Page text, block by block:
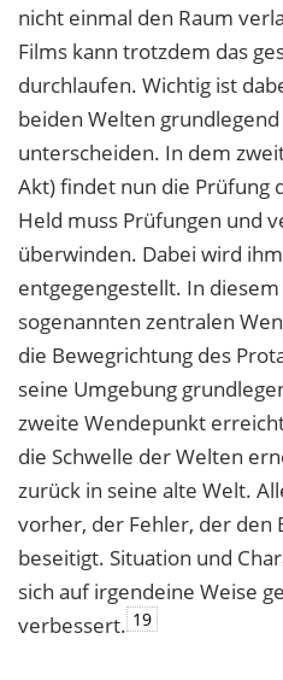
nicht einmal den Raum
Films kann trotzdem das
durchlaufen. Wichtig ist
beiden Welten
unterscheiden. In dem
Akt) findet nun die Prüfung
Held muss Prüfungen und
überwinden. Dabei wird
entgegengestellt. In
sogenannten zentralen
die Bewegrichtung des
seine Umgebung
zweite Wendepunkt
die Schwelle der Welten
zurück in seine alte Welt.
vorher, der Fehler, der den
beseitigt. Situation und
sich auf irgendeine Weise
verbessert. 19